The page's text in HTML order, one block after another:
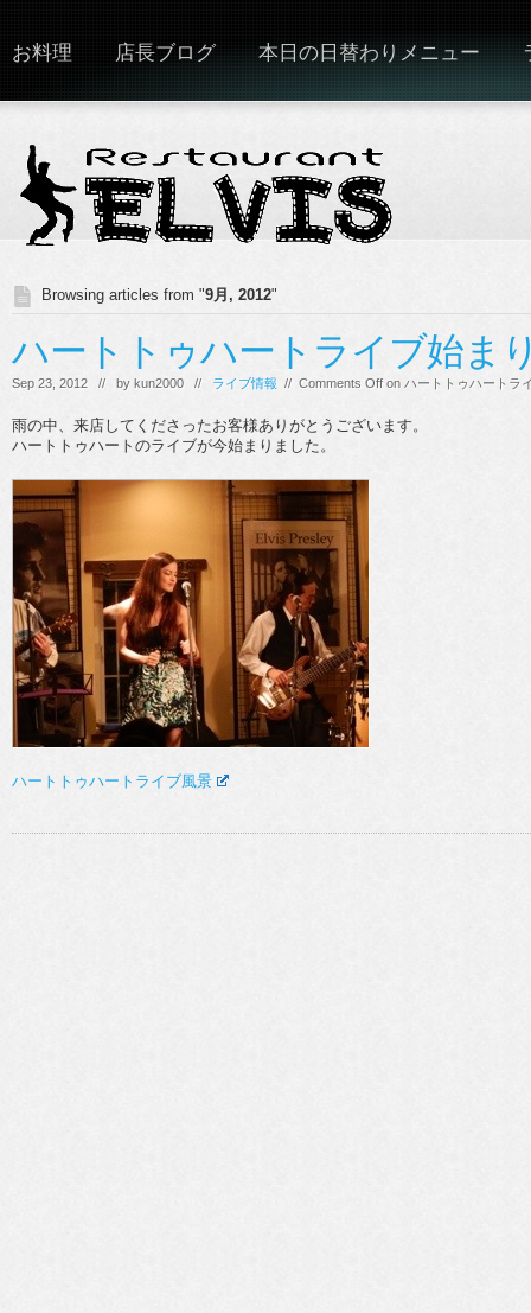
お料理 店長ブログ 本日の日替わりメニュー
Browsing articles from "9月, 2012"
ハートトゥハートライブ始ま
Sep 23, 2012 // by kun2000 // ライブ情報 // Comments Off on ハートトゥハートラ
雨の中、来店してくださったお客様ありがとうございます。
ハートトゥハートのライブが今始まりました。
ハートトゥハートライブ風景